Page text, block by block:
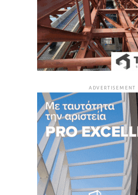
ADVERTISEMENT